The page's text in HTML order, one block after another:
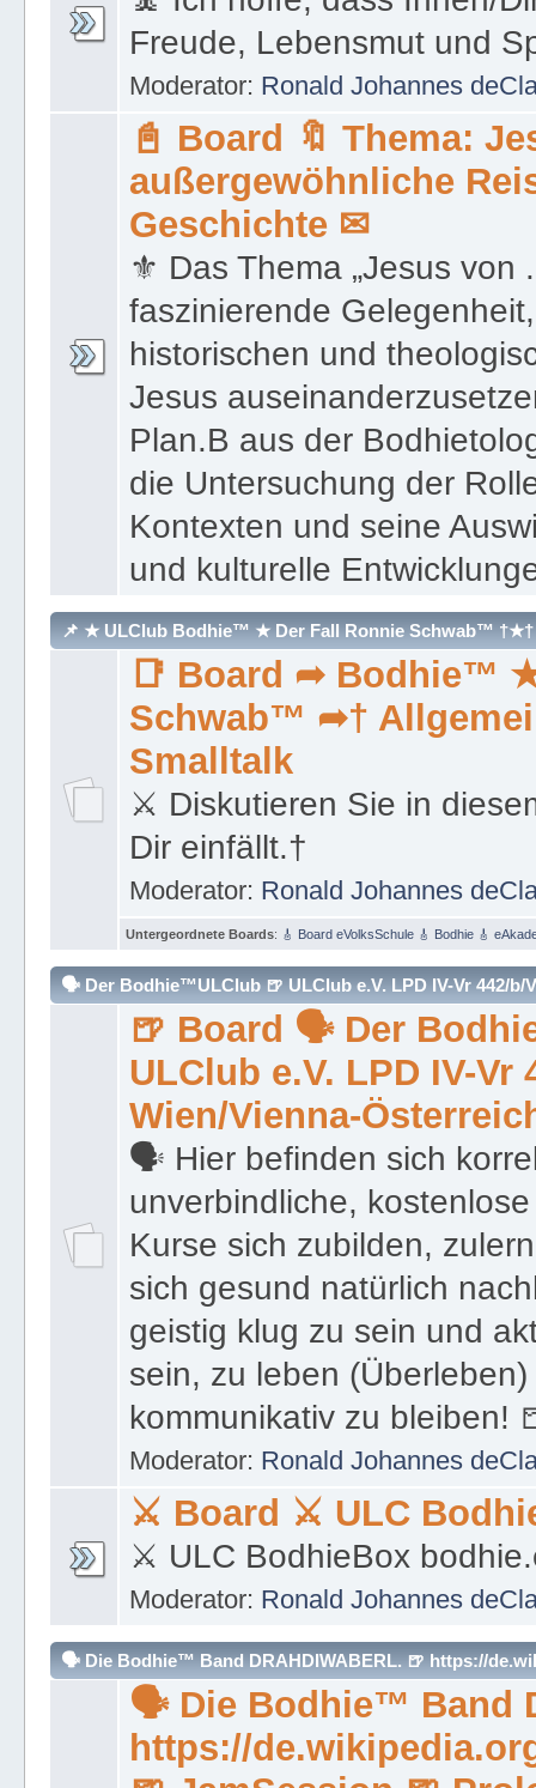
📓 Board 🔖 Thema:
außergewöhnliche
Geschichte ✉
⚜ Das Thema „Jesus von
faszinierende
historischen und
Jesus
Plan.B aus der
die Untersuchung der
Kontexten und seine
und kulturelle
📌 ★ ULClub Bodhie™ ★ Der Fall Ronnie Schwab™
📑 Board ➦ Bodhie™
Schwab™ ➦†
Smalltalk
⚔ Diskutieren Sie in
Dir einfällt.†
Moderator:Ronald Johannes
🗣 Der Bodhie™ULClub 🍺 ULClub e.V. LPD IV-Vr 442/
🍺 Board 🗣 Der
ULClub e.V. LPD IV-
Wien/Vienna-
🗣 Hier befinden sich
unverbindliche,
Kurse sich zubilden,
sich gesund natürlich
geistig klug zu sein und
sein, zu leben
kommunikativ zu bleiben!
Moderator:Ronald Johannes
⚔ Board ⚔ ULC
⚔ ULC BodhieBox
Moderator: Ronald Johannes
🗣 Die Bodhie™ Band DRAHDIWABERL. 🍺 https://
🗣 Die Bodhie™ Band
https://
🍺 JamSession 🍺
⌘ DRAHDIWABERL™,
österreichische Kultband,